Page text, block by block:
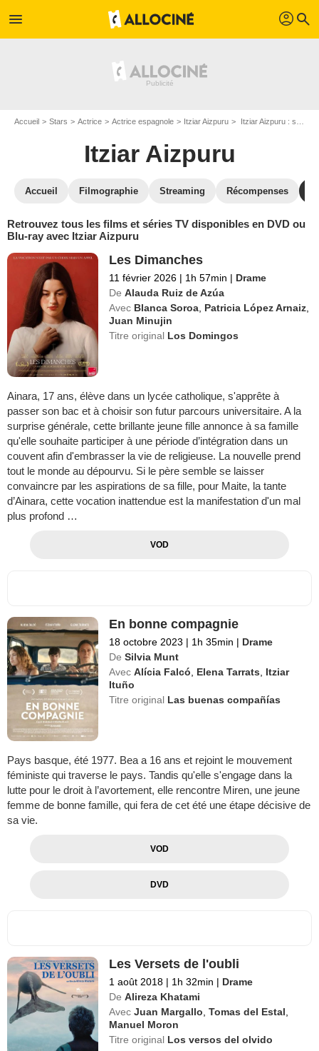
menu profil search
Accueil Stars Actrice Actrice espagnole Itziar Aizpuru Itziar Aizpuru : ses Blu-Ray, DVD, VOD, SVOD
Itziar Aizpuru
Accueil Filmographie Streaming Récompenses
Retrouvez tous les films et séries TV disponibles en DVD ou
Blu-ray avec Itziar Aizpuru
Les Dimanches
11 février 2026 | 1h 57min | Drame
De Alauda Ruiz de Azúa
Avec Blanca Soroa Patricia López Arnaiz
Juan Minujin
Titre original Los Domingos
Ainara, 17 ans, élève dans un lycée catholique, s'apprête à
passer son bac et à choisir son futur parcours universitaire. A la
surprise générale, cette brillante jeune fille annonce à sa famille
qu'elle souhaite participer à une période d’intégration dans un
couvent afin d'embrasser la vie de religieuse. La nouvelle prend
tout le monde au dépourvu. Si le père semble se laisser
convaincre par les aspirations de sa fille, pour Maite, la tante
d’Ainara, cette vocation inattendue est la manifestation d'un mal
plus profond …
VOD
En bonne compagnie
18 octobre 2023 | 1h 35min | Drame
De Silvia Munt
Avec Alícia Falcó Elena Tarrats
Itziar
Ituño
Titre original Las buenas compañías
Pays basque, été 1977. Bea a 16 ans et rejoint le mouvement
féministe qui traverse le pays. Tandis qu'elle s'engage dans la
lutte pour le droit à l’avortement, elle rencontre Miren, une jeune
femme de bonne famille, qui fera de cet été une étape décisive de
sa vie.
VOD
DVD
Les Versets de l'oubli
1 août 2018 | 1h 32min | Drame
De Alireza Khatami
Avec Juan Margallo ,Tomas del Estal
Manuel Moron
Titre original Los versos del olvido